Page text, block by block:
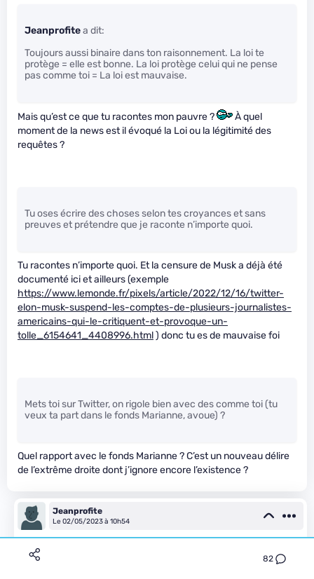
82
Jeanprofitea dit:
Toujours aussi binaire dans ton raisonnement. La loi te
protège = elle est bonne. La loi protège celui qui ne pense
pas comme toi = La loi est mauvaise.
Mais qu’est ce que tu racontes mon pauvre ?
À quel
moment de la news est il évoqué la Loi ou la légitimité des
requêtes ?
Tu oses écrire des choses selon tes croyances et sans
preuves et prétendre que je raconte n’importe quoi.
Tu racontes n’importe quoi. Et la censure de Musk a déjà été
documenté ici et ailleurs (exemple
https://www.lemonde.fr/pixels/article/2022/12/16/twitter-
elon-musk-suspend-les-comptes-de-plusieurs-journalistes-
americains-qui-le-critiquent-et-provoque-un-
tolle_6154641_4408996.html) donc tu es de mauvaise foi
Mets toi sur Twitter, on rigole bien avec des comme toi (tu
veux ta part dans le fonds Marianne, avoue) ?
Quel rapport avec le fonds Marianne ? C’est un nouveau délire
de l’extrême droite dont j’ignore encore l’existence ?
Jeanprofite
Le 02/05/2023 à 10h54
Il prône l’égalité (je ne connais personne qui la respecte
totalement).